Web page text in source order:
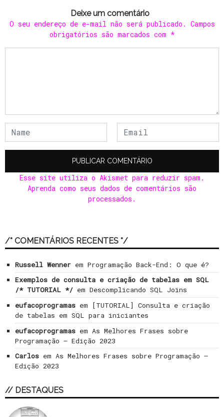
Deixe um comentário
O seu endereço de e-mail não será publicado. Campos
obrigatórios são marcados com *
Esse site utiliza o Akismet para reduzir spam.
Aprenda como seus dados de comentários são
processados .
/* COMENTÁRIOS RECENTES */
Russell Wenner em Programação Back-End: O que é?
Exemplos de consulta e criação de tabelas em SQL
/* TUTORIAL */ em Descomplicando SQL Joins
eufacoprogramas em
[TUTORIAL] Consulta e criação
de tabelas em SQL para iniciantes
eufacoprogramas em As Melhores Frases sobre
Programação – Edição 2023
Carlos em As Melhores Frases sobre Programação –
Edição 2023
// DESTAQUES